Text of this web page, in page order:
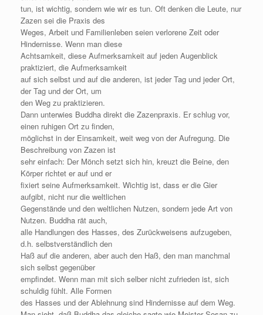
tun, ist wichtig, sondern wie wir es tun. Oft denken die Leute, nur
Zazen sei die Praxis des
Weges, Arbeit und Familienleben seien verlorene Zeit oder
Hindernisse. Wenn man diese
Achtsamkeit, diese Aufmerksamkeit auf jeden Augenblick
praktiziert, die Aufmerksamkeit
auf sich selbst und auf die anderen, ist jeder Tag und jeder Ort,
der Tag und der Ort, um
den Weg zu praktizieren.
Dann unterwies Buddha direkt die Zazenpraxis. Er schlug vor,
einen ruhigen Ort zu finden,
möglichst in der Einsamkeit, weit weg von der Aufregung. Die
Beschreibung von Zazen ist
sehr einfach: Der Mönch setzt sich hin, kreuzt die Beine, den
Körper richtet er auf und er
fixiert seine Aufmerksamkeit. Wichtig ist, dass er die Gier
aufgibt, nicht nur die weltlichen
Gegenstände und den weltlichen Nutzen, sondern jede Art von
Nutzen. Buddha rät auch,
alle Handlungen des Hasses, des Zurückweisens aufzugeben,
d.h. selbstverständlich den
Haß auf die anderen, aber auch den Haß, den man manchmal
sich selbst gegenüber
empfindet. Wenn man mit sich selber nicht zufrieden ist, sich
schuldig fühlt. Alle Formen
des Hasses und der Ablehnung sind Hindernisse auf dem Weg.